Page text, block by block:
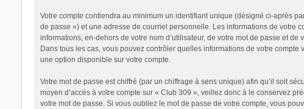
Votre compte contiendra au minimum un identifiant unique (désigné ci-après
de passe ») et une adresse de courriel personnelle. Les informations de votre
informations, en-dehors de votre nom d’utilisateur, de votre mot de passe et
Dans tous les cas, vous pouvez contrôler quelles informations de votre
une option disponible sur votre compte.
Votre mot de passe est chiffré (par un chiffrage à sens unique) afin qu’il soit
moyen d’accès à votre compte sur « Club 309 », veillez donc à le conservez
votre mot de passe. Si vous oubliez le mot de passe de votre compte, vous